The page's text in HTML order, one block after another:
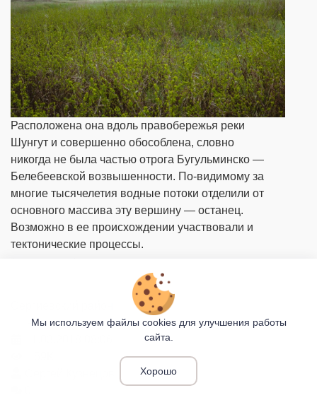
Расположена она вдоль правобережья реки
Шунгут и совершенно обособлена, словно
никогда не была частью отрога Бугульминско —
Белебеевской возвышенности. По-видимому за
многие тысячелетия водные потоки отделили от
основного массива эту вершину — останец.
Возможно в ее происхождении участвовали и
тектонические процессы.
—
Мы используем файлы cookies для улучшения работы
сайта.
Хорошо